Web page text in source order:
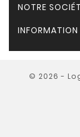
NOTRE
INFORMATION
© 2026 -